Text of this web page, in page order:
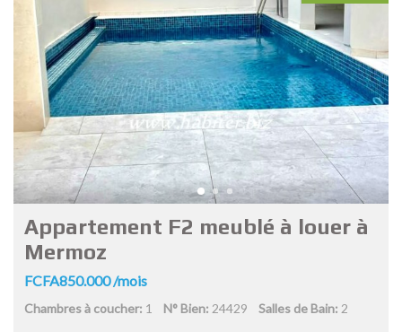
Appartement F2 meublé à louer à
Mermoz
FCFA850.000 /mois
Chambres à coucher: 1 N° Bien: 24429 Salles de Bain: 2